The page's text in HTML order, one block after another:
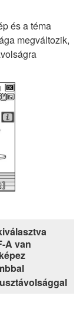
és a téma
megváltozik,
A van